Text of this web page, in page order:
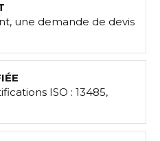
une demande de devis
ISO : 13485,